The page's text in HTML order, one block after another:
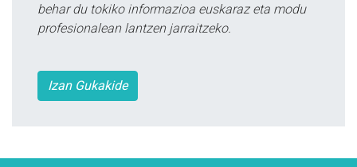
behar du tokiko informazioa euskaraz eta modu
profesionalean lantzen jarraitzeko.
Izan Gukakide